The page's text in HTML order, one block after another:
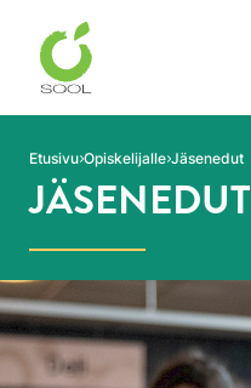
Siirry sivun sisältöön
Etusivu Opiskelijalle Jäsenedut
JÄSENEDUT